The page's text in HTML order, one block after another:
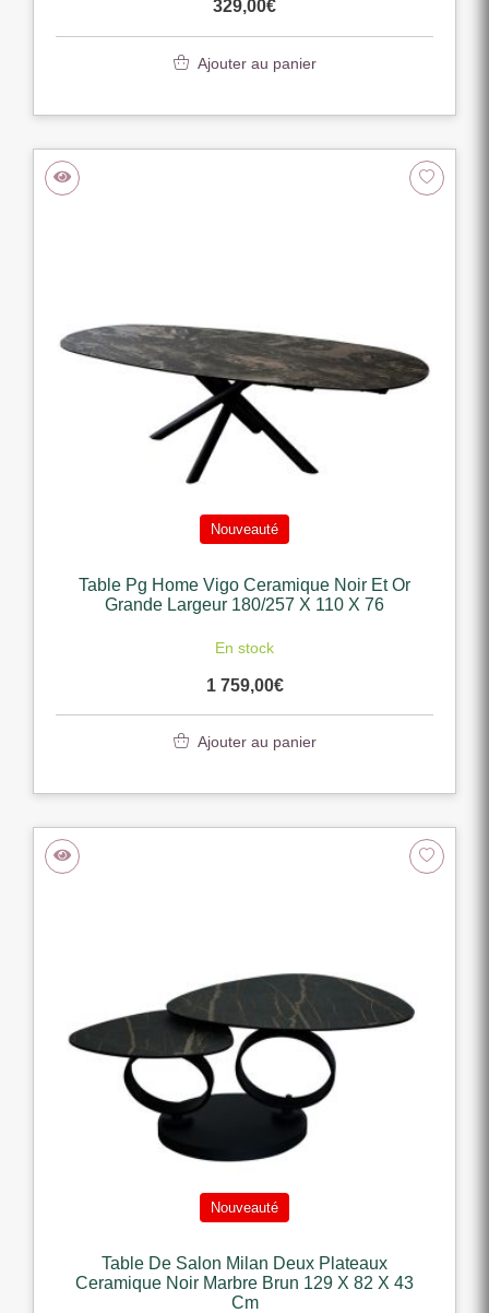
329,00€
Ajouter au panier
Nouveauté
Table Pg Home Vigo Ceramique Noir Et Or
Grande Largeur 180/257 X 110 X 76
En stock
1 759,00€
Ajouter au panier
Nouveauté
Table De Salon Milan Deux Plateaux
Ceramique Noir Marbre Brun 129 X 82 X 43
Cm